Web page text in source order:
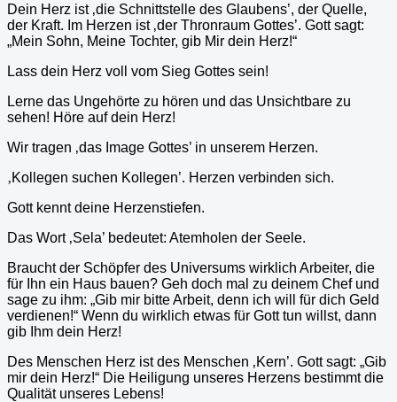
Dein Herz ist ‚die Schnittstelle des Glaubens’, der Quelle,
der Kraft. Im Herzen ist ‚der Thronraum Gottes’. Gott sagt:
„Mein Sohn, Meine Tochter, gib Mir dein Herz!“
Lass dein Herz voll vom Sieg Gottes sein!
Lerne das Ungehörte zu hören und das Unsichtbare zu
sehen! Höre auf dein Herz!
Wir tragen ‚das Image Gottes’ in unserem Herzen.
‚Kollegen suchen Kollegen’. Herzen verbinden sich.
Gott kennt deine Herzenstiefen.
Das Wort ‚Sela’ bedeutet: Atemholen der Seele.
Braucht der Schöpfer des Universums wirklich Arbeiter, die
für Ihn ein Haus bauen? Geh doch mal zu deinem Chef und
sage zu ihm: „Gib mir bitte Arbeit, denn ich will für dich Geld
verdienen!“ Wenn du wirklich etwas für Gott tun willst, dann
gib Ihm dein Herz!
Des Menschen Herz ist des Menschen ‚Kern’. Gott sagt: „Gib
mir dein Herz!“ Die Heiligung unseres Herzens bestimmt die
Qualität unseres Lebens!